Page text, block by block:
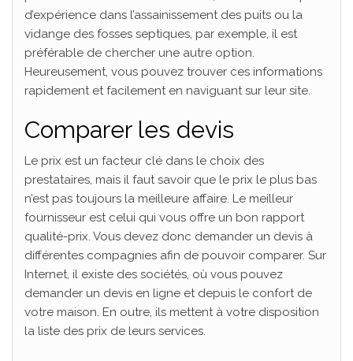
d’expérience dans l’assainissement des puits ou la
vidange des fosses septiques, par exemple, il est
préférable de chercher une autre option.
Heureusement, vous pouvez trouver ces informations
rapidement et facilement en naviguant sur leur site.
Comparer les devis
Le prix est un facteur clé dans le choix des
prestataires, mais il faut savoir que le prix le plus bas
n’est pas toujours la meilleure affaire. Le meilleur
fournisseur est celui qui vous offre un bon rapport
qualité-prix. Vous devez donc demander un devis à
différentes compagnies afin de pouvoir comparer. Sur
Internet, il existe des sociétés, où vous pouvez
demander un devis en ligne et depuis le confort de
votre maison. En outre, ils mettent à votre disposition
la liste des prix de leurs services.